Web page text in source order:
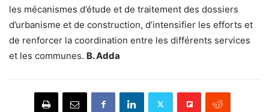
les mécanismes d’étude et de traitement des dossiers
d’urbanisme et de construction, d’intensifier les efforts et
de renforcer la coordination entre les différents services
et les communes. B. Adda